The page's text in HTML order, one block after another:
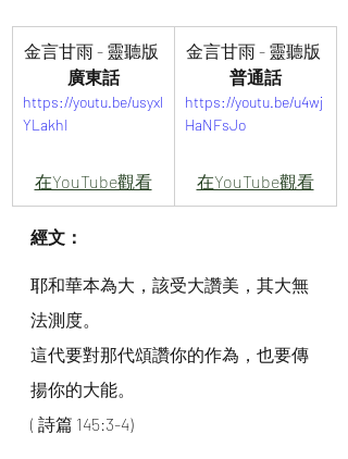
金言甘雨 - 靈聽版
廣東話
https://youtu.be/usyxl
YLakhI
在YouTube觀看
金言甘雨 - 靈聽版
普通話
https://youtu.be/u4wj
HaNFsJo
在YouTube觀看
經文：
耶和華本為大，該受大讚美，其大無
法測度。
這代要對那代頌讚你的作為，也要傳
揚你的大能。
( 詩篇 145:3-4)